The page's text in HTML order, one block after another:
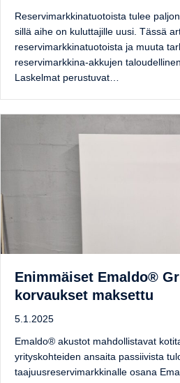
Reservimarkkinatuotoista tulee
sillä aihe on kuluttajille uusi. Tässä
reservimarkkinatuotoista ja muuta
reservimarkkina-akkujen
Laskelmat perustuvat…
Enimmäiset Emaldo®
korvaukset maksettu
5.1.2025
Emaldo® akustot mahdollistavat
yrityskohteiden ansaita passiivista
taajuusreservimarkkinalle osana